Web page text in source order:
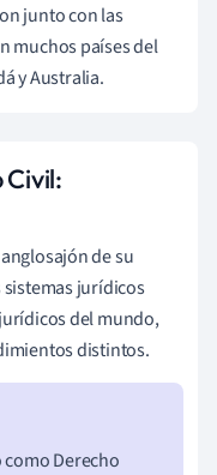
junto con las
muchos países del
y Australia.
Civil:
de su
jurídicos
del mundo,
distintos.
Derecho